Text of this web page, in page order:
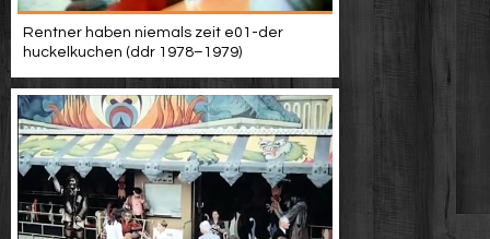
Rentner haben niemals zeit e01-der
huckelkuchen (ddr 1978–1979)